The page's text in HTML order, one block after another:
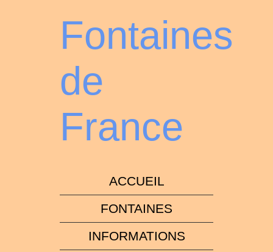
Fontaines
de
France
ACCUEIL
FONTAINES
INFORMATIONS